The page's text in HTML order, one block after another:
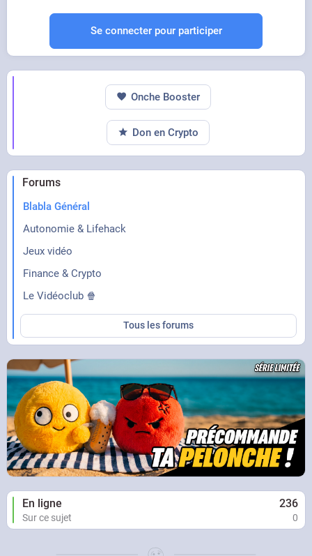
Se connecter pour participer
Forums
Blabla Général
Autonomie & Lifehack
Jeux vidéo
Finance & Crypto
Le Vidéoclub 🍿
Tous les forums
En ligne 236
Sur ce sujet 0
Onche Booster
Don en Crypto